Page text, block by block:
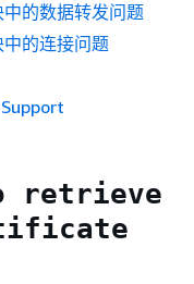
的数据转发问题
的连接问题
retrieve